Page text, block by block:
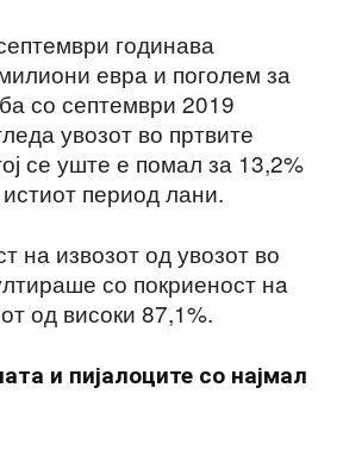
годинава
евра и поголем за
со септември 2019
увозот во пртвите
се уште е помал за 13,2%
период лани.
на извозот од увозот во
со покриеност нa
од високи 87,1%.
и пијалоците со најмал